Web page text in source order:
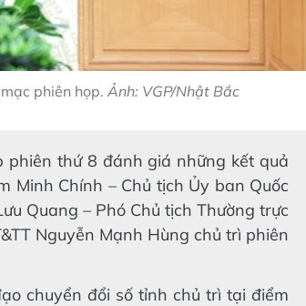
phiên họp. Ảnh: VGP/Nhật Bắc
phiên thứ 8 đánh giá những kết quả
Minh Chính – Chủ tịch Ủy ban Quốc
Quang – Phó Chủ tịch Thường trực
Nguyễn Mạnh Hùng chủ trì phiên
chuyển đổi số tỉnh chủ trì tại điểm